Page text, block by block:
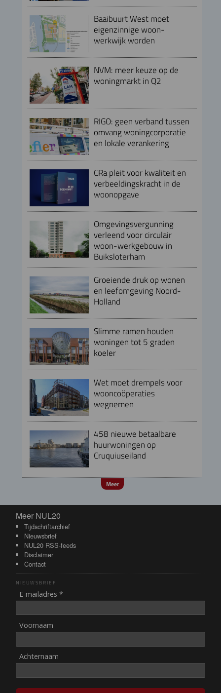
Baaibuurt West moet
eigenzinnige woon-
werkwijk worden
NVM: meer keuze op de
woningmarkt in Q2
RIGO: geen verband tussen
omvang woningcorporatie
en lokale verankering
CRa pleit voor kwaliteit en
verbeeldingskracht in de
woonopgave
Omgevingsvergunning
verleend voor circulair
woon-werkgebouw in
Buiksloterham
Groeiende druk op wonen
en leefomgeving Noord-
Holland
Slimme ramen houden
woningen tot 5 graden
koeler
Wet moet drempels voor
wooncoöperaties
wegnemen
458 nieuwe betaalbare
huurwoningen op
Cruquiuseiland
Meer
Meer NUL20
Meer NUL20
Tijdschriftarchief
Nieuwsbrief
NUL20 RSS-feeds
Disclaimer
Contact
NIEUWSBRIEF
E-mailadres *
Voornaam
Achternaam